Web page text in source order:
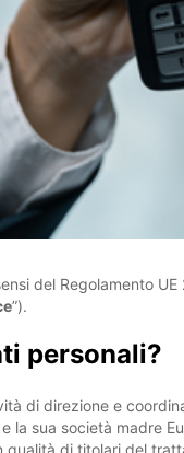
del Regolamento
”).
personali?
di direzione e
la sua società madre
qualità di titolari del